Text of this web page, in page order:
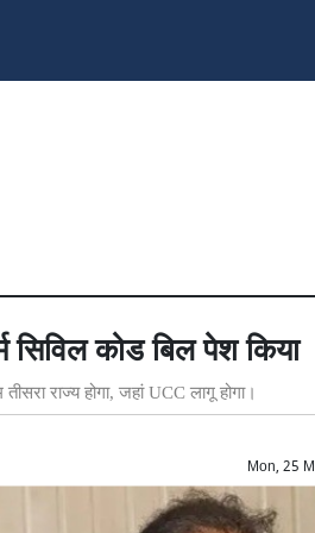
सिविल कोड बिल पेश किया
राज्य होगा, जहां UCC लागू होगा।
Mon, 25